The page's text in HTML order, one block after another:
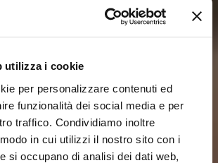
utilizza i cookie
per personalizzare contenuti ed
funzionalità dei social media e per
traffico. Condividiamo inoltre
in cui utilizzi il nostro sito con i
si occupano di analisi dei dati web,